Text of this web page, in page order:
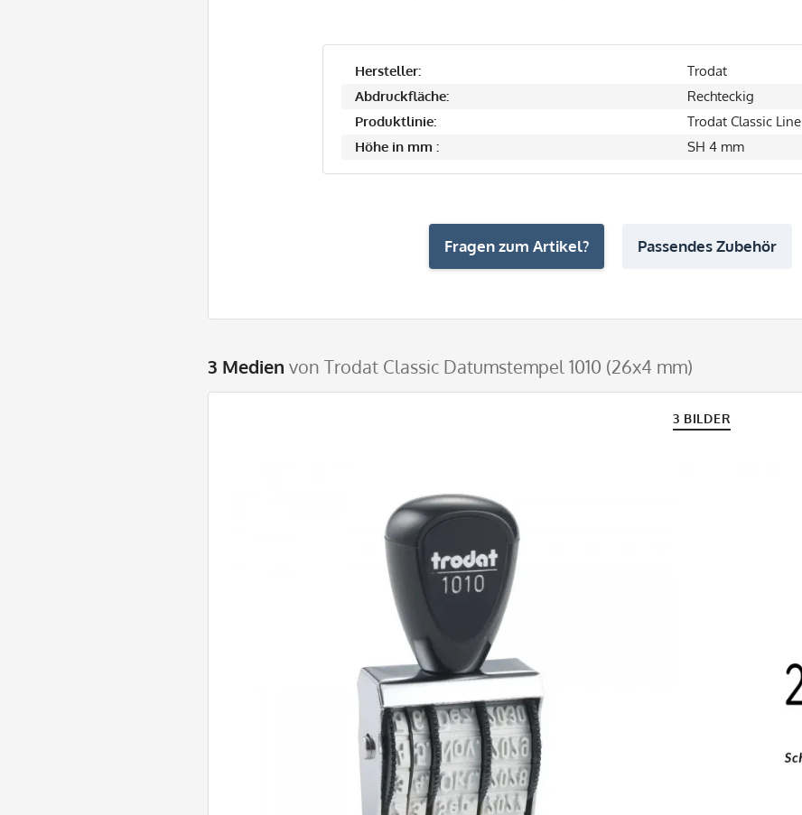
Hersteller:
Trodat
Abdruckfläche:
Rechteckig
Produktlinie:
Trodat Classic Line
Höhe in mm :
SH 4 mm
Fragen zum Artikel? Passendes Zubehör
3 Medien von Trodat Classic Datumstempel 1010 (26x4 mm)
3 BILDER